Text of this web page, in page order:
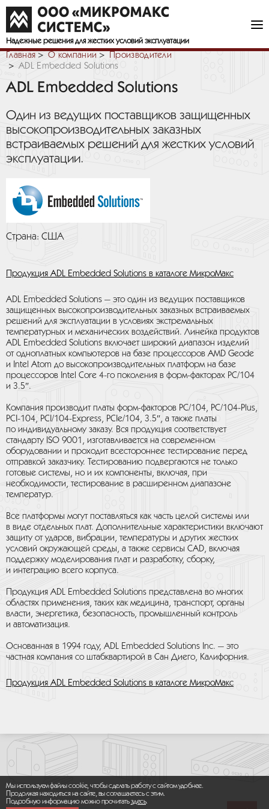
Надежные решения для жестких условий эксплуатации
Главная О компании
Производители
ADL Embedded Solutions
ADL Embedded Solutions
Один из ведущих поставщиков защищенных
высокопроизводительных заказных
встраиваемых решений для жестких условий
эксплуатации.
Страна: США
Продукция ADL Embedded Solutions в каталоге МикроМакс
ADL Embedded Solutions — это один из ведущих поставщиков
защищенных высокопроизводительных заказных встраиваемых
решений для эксплуатации в условиях экстремальных
температурных и механических воздействий. Линейка продуктов
ADL Embedded Solutions включает широкий диапазон изделий
от одноплатных компьютеров на базе процессоров AMD Geode
и Intel Atom до высокопроизводительных платформ на базе
процессоров Intel Core 4-го поколения в форм-факторах PC/104
и 3.5″.
Компания производит платы форм-факторов PC/104, PC/104-Plus,
PCI-104, PCI/104-Express, PCIe/104, 3.5″, а также платы
по индивидуальному заказу. Вся продукция соответствует
стандарту ISO 9001, изготавливается на современном
оборудовании и проходит всестороннее тестирование перед
отправкой заказчику. Тестированию подвергаются не только
готовые системы, но и их компоненты, включая, при
необходимости, тестирование в расширенном диапазоне
температур.
Все платформы могут поставляться как часть целой системы или
в виде отдельных плат. Дополнительные характеристики включают
защиту от ударов, вибрации, температуры и других жестких
условий окружающей среды, а также сервисы CAD, включая
поддержку моделирования плат и разработку, сборку,
и интеграцию всего корпуса.
Продукция ADL Embedded Solutions представлена во многих
областях применения, таких как медицина, транспорт, органы
власти, энергетика, безопасность, промышленный контроль
и автоматизация.
Основанная в 1994 году, ADL Embedded Solutions Inc. — это
частная компания со штабквартирой в Сан Диего, Калифорния.
Продукция ADL Embedded Solutions в каталоге МикроМакс
Мы используем файлы cookie, чтобы сделать работу с сайтом удобнее.
Продолжая находиться на сайте, вы соглашаетесь с этим.
Подробную информацию можно прочитатьздесь.